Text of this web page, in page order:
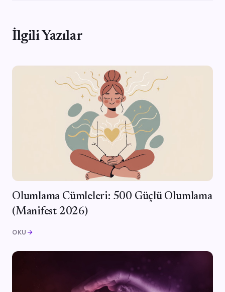
İlgili Yazılar
Olumlama Cümleleri: 500 Güçlü Olumlama
(Manifest 2026)
OKU arrow_forward